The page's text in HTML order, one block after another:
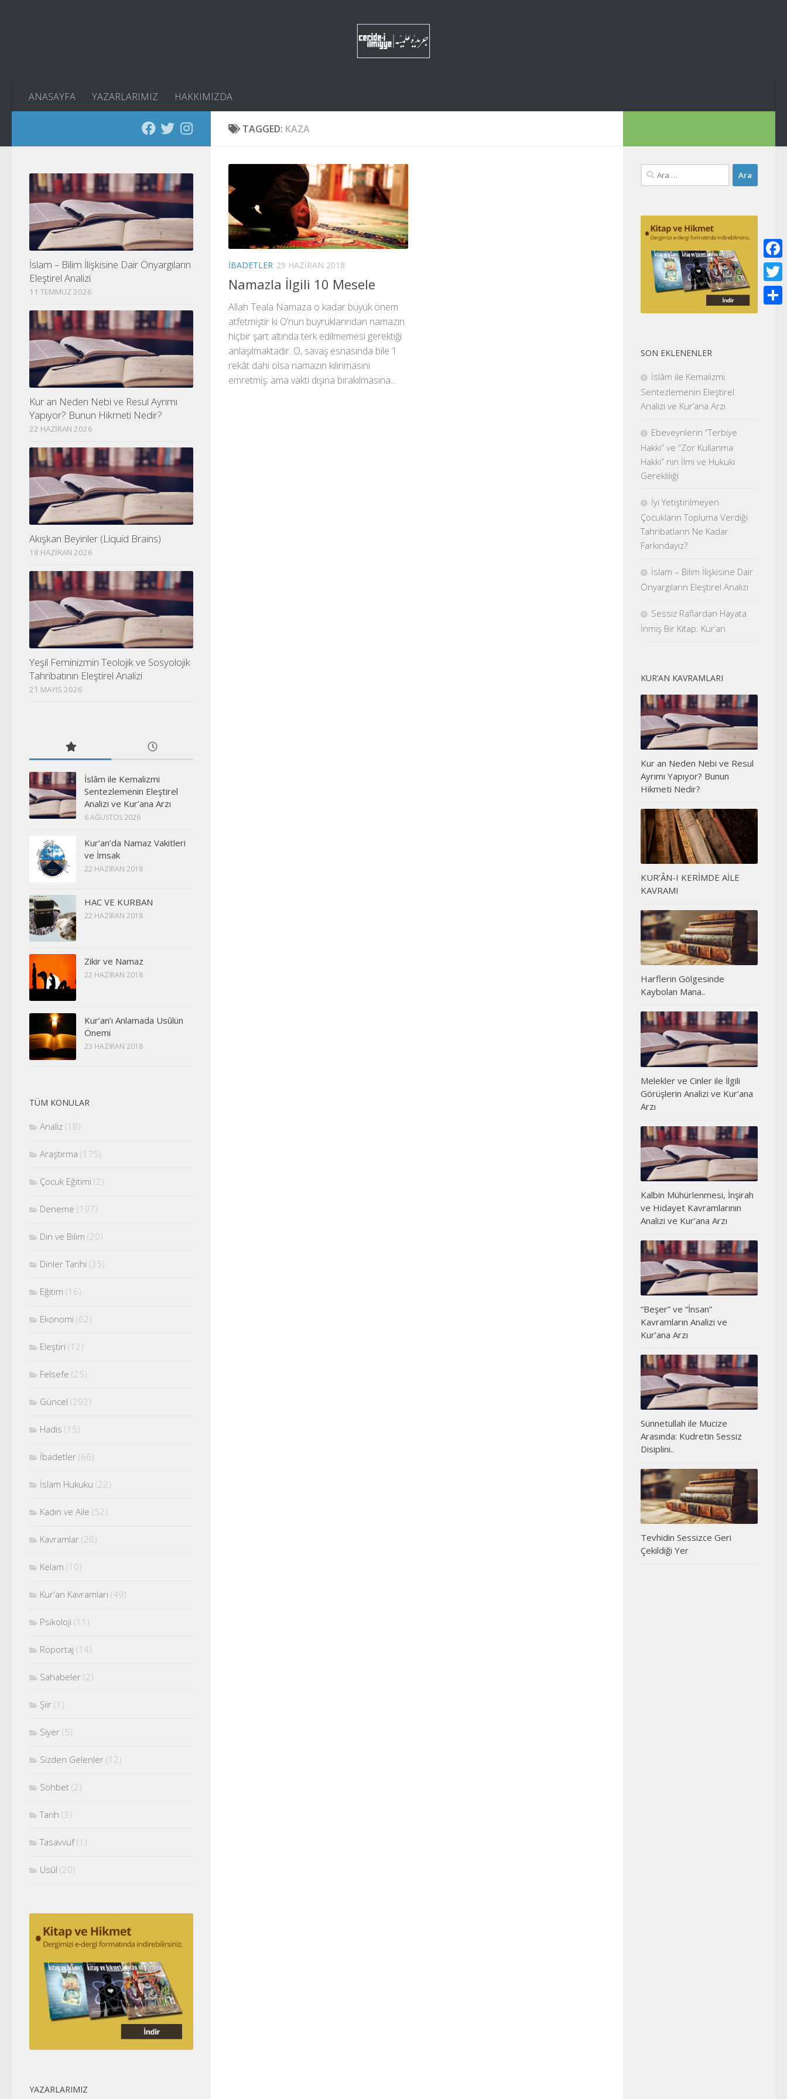
ANASAYFA YAZARLARIMIZ HAKKIMIZDA
TAGGED: KAZA
İBADETLER 29 HAZIRAN 2018
Namazla İlgili 10 Mesele
Allah Teala Namaza o kadar büyük önem
atfetmiştir ki O’nun buyruklarından namazın
hiçbir şart altında terk edilmemesi gerektiği
anlaşılmaktadır. O, savaş esnasında bile 1
rekât dahi olsa namazın kılınmasını
emretmiş; ama vakti dışına bırakılmasına...
İslam – Bilim İlişkisine Dair Önyargıların
Eleştirel Analizi
11 TEMMUZ 2026
Kur an Neden Nebi ve Resul Ayrımı
Yapıyor? Bunun Hikmeti Nedir?
22 HAZIRAN 2026
Akışkan Beyinler (Liquid Brains)
18 HAZIRAN 2026
Yeşil Feminizmin Teolojik ve Sosyolojik
Tahribatının Eleştirel Analizi
21 MAYIS 2026
İslâm ile Kemalizmi
Sentezlemenin Eleştirel
Analizi ve Kur’ana Arzı
6 AĞUSTOS 2026
Kur’an’da Namaz Vakitleri
ve İmsak
22 HAZIRAN 2018
HAC VE KURBAN
22 HAZIRAN 2018
Zikir ve Namaz
22 HAZIRAN 2018
Kur’an’ı Anlamada Usûlün
Önemi
23 HAZIRAN 2018
TÜM KONULAR
Analiz (18)
Araştırma (175)
Çocuk Eğitimi (2)
Deneme (197)
Din ve Bilim (20)
Dinler Tarihi (35)
Eğitim (16)
Ekonomi (62)
Eleştiri (12)
Felsefe (25)
Güncel (292)
Hadis (15)
İbadetler (66)
İslam Hukuku (22)
Kadın ve Aile (52)
Kavramlar (26)
Kelam (10)
Kur'an Kavramları (49)
Psikoloji (11)
Röportaj (14)
Sahabeler (2)
Şiir (1)
Siyer (5)
Sizden Gelenler (12)
Sohbet (2)
Tarih (3)
Tasavvuf(1)
Usûl (20)
YAZARLARIMIZ
Arama:
SON EKLENENLER
İslâm ile Kemalizmi
Sentezlemenin Eleştirel
Analizi ve Kur’ana Arzı
Ebeveynlerin “Terbiye
Hakkı” ve “Zor Kullanma
Hakkı” nın İlmi ve Hukuki
Gerekliliği
İyi Yetiştirilmeyen
Çocukların Topluma Verdiği
Tahribatların Ne Kadar
Farkındayız?
İslam – Bilim İlişkisine Dair
Önyargıların Eleştirel Analizi
Sessiz Raflardan Hayata
İnmiş Bir Kitap: Kur’an
KUR’AN KAVRAMLARI
Kur an Neden Nebi ve Resul
Ayrımı Yapıyor? Bunun
Hikmeti Nedir?
KUR’ÂN-I KERİMDE AİLE
KAVRAMI
Harflerin Gölgesinde
Kaybolan Mana..
Melekler ve Cinler ile İlgili
Görüşlerin Analizi ve Kur’ana
Arzı
Kalbin Mühürlenmesi, İnşirah
ve Hidayet Kavramlarının
Analizi ve Kur’ana Arzı
“Beşer” ve “İnsan”
Kavramların Analizi ve
Kur’ana Arzı
Sünnetullah ile Mucize
Arasında: Kudretin Sessiz
Disiplini..
Tevhidin Sessizce Geri
Çekildiği Yer